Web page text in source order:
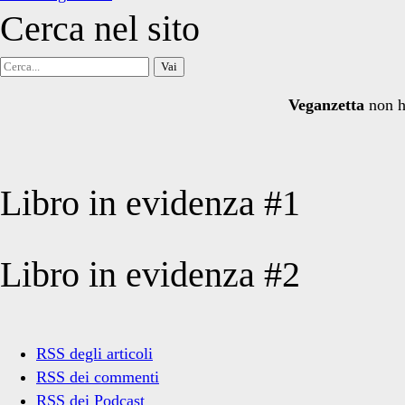
Cerca nel sito
Cerca
Veganzetta non
Libro in evidenza #1
Libro in evidenza #2
RSS degli articoli
RSS dei commenti
RSS dei Podcast